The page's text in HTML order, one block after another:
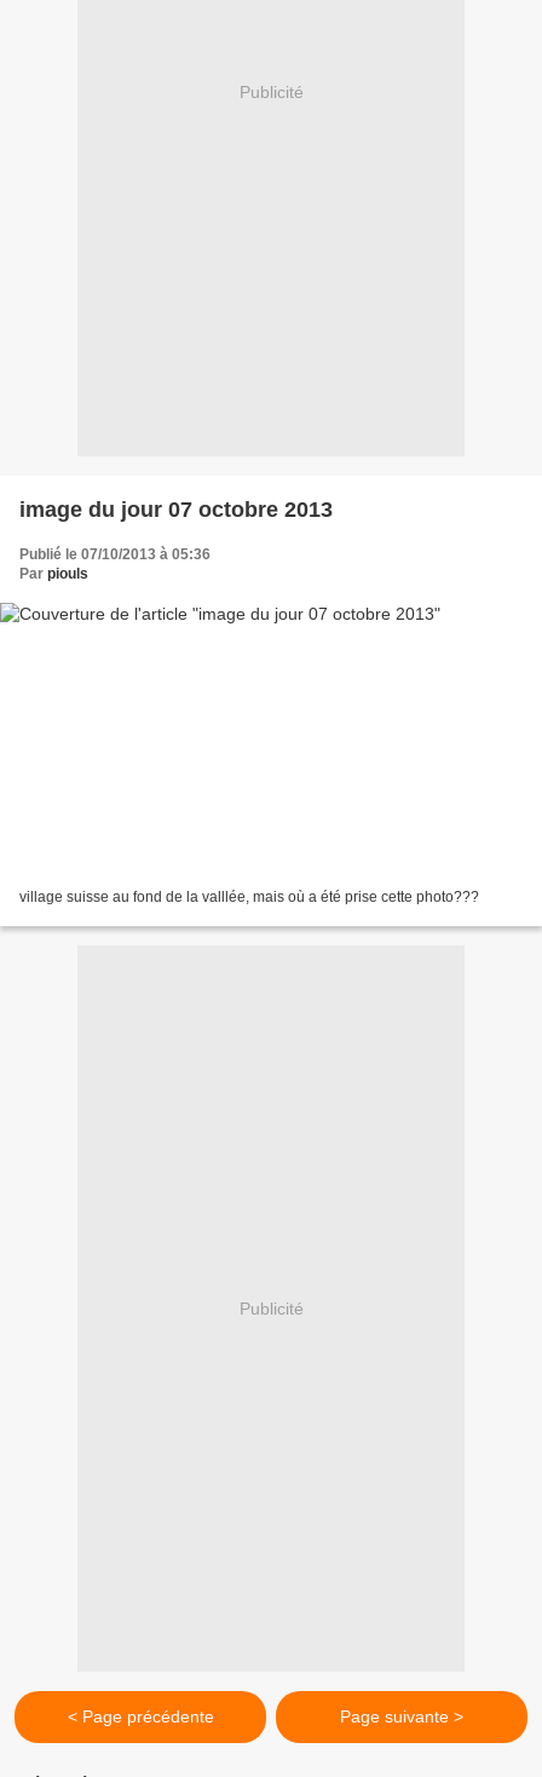
Publicité
image du jour 07 octobre 2013
Publié le 07/10/2013 à 05:36
Par piouls
village suisse au fond de la valllée, mais où a été prise cette photo???
Publicité
< Page précédente Page suivante >